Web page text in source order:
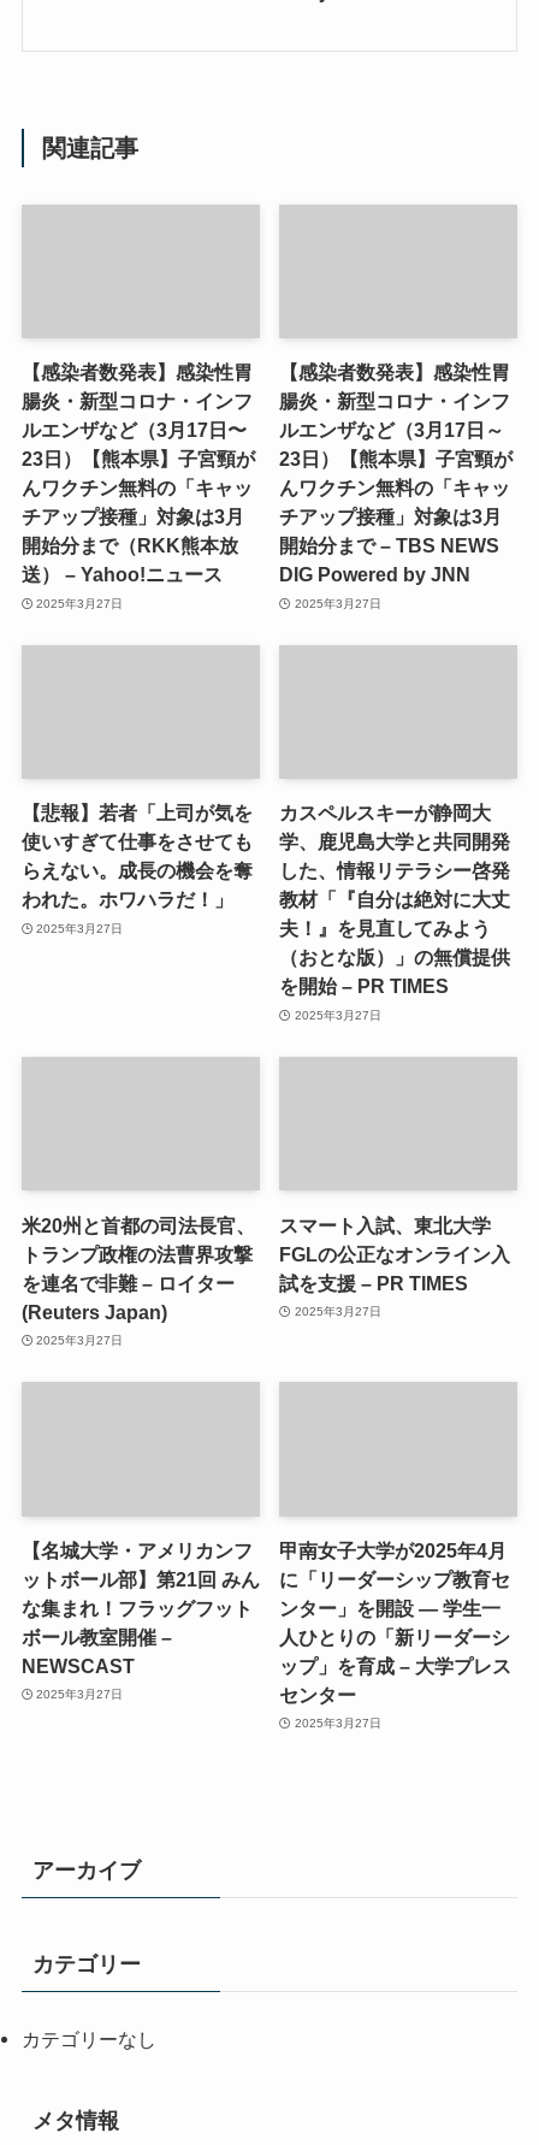
関連記事
【感染者数発表】感染性胃
腸炎・新型コロナ・インフ
ルエンザなど（3月17日〜
23日）【熊本県】子宮頸が
んワクチン無料の「キャッ
チアップ接種」対象は3月
開始分まで（RKK熊本放
送） – Yahoo!ニュース
2025年3月27日
【感染者数発表】感染性胃
腸炎・新型コロナ・インフ
ルエンザなど（3月17日～
23日）【熊本県】子宮頸が
んワクチン無料の「キャッ
チアップ接種」対象は3月
開始分まで – TBS NEWS
DIG Powered by JNN
2025年3月27日
【悲報】若者「上司が気を
使いすぎて仕事をさせても
らえない。成長の機会を奪
われた。ホワハラだ！」
2025年3月27日
カスペルスキーが静岡大
学、鹿児島大学と共同開発
した、情報リテラシー啓発
教材「『自分は絶対に大丈
夫！』を見直してみよう
（おとな版）」の無償提供
を開始 – PR TIMES
2025年3月27日
米20州と首都の司法長官、
トランプ政権の法曹界攻撃
を連名で非難 – ロイター
(Reuters Japan)
2025年3月27日
スマート入試、東北大学
FGLの公正なオンライン入
試を支援 – PR TIMES
2025年3月27日
【名城大学・アメリカンフ
ットボール部】第21回 みん
な集まれ！フラッグフット
ボール教室開催 –
NEWSCAST
2025年3月27日
甲南女子大学が2025年4月
に「リーダーシップ教育セ
ンター」を開設 ― 学生一
人ひとりの「新リーダーシ
ップ」を育成 – 大学プレス
センター
2025年3月27日
アーカイブ
カテゴリー
カテゴリーなし
メタ情報